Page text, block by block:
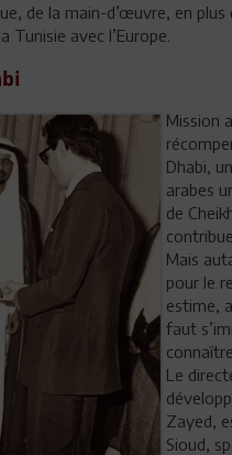
de la main-d’œuvre, en
Tunisie avec l’Europe.
Mission
Dhabi,
arabes
de
Mais
pour le
estime,
faut
Le
Zayed,
Sioud,